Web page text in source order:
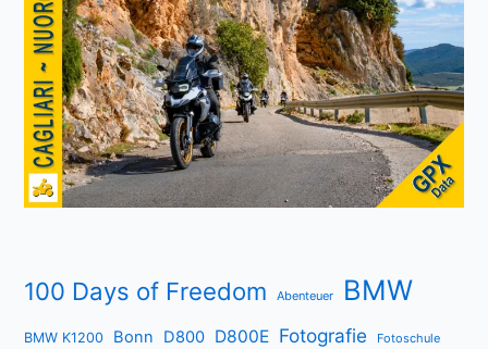
100 Days of Freedom Abenteuer BMW
BMW K1200 Bonn D800 D800E Fotografie Fotoschule